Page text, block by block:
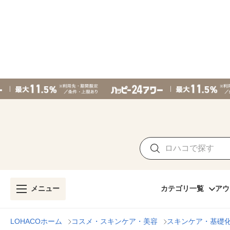
メニュー カテゴリ一覧 ア
LOHACOホーム コスメ・スキンケア・美容 スキンケア・基礎